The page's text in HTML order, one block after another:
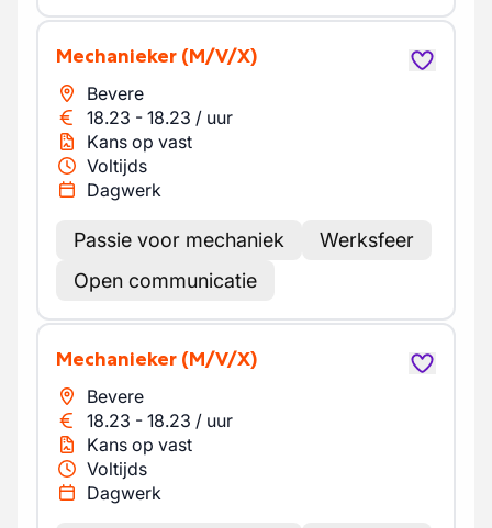
Mechanieker (M/V/X)
Bevere
18.23 - 18.23 / uur
Kans op vast
Voltijds
Dagwerk
Passie voor mechaniek
Werksfeer
Open communicatie
Mechanieker (M/V/X)
Bevere
18.23 - 18.23 / uur
Kans op vast
Voltijds
Dagwerk